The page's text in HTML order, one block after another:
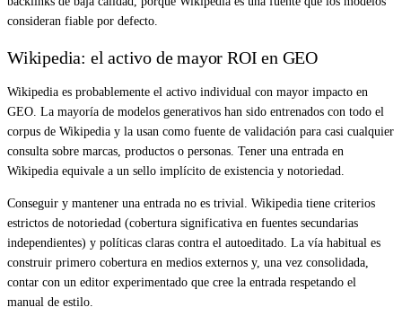
consideran fiable por defecto.
Wikipedia: el activo de mayor ROI en GEO
Wikipedia es probablemente el activo individual con mayor impacto en
GEO. La mayoría de modelos generativos han sido entrenados con todo el
corpus de Wikipedia y la usan como fuente de validación para casi cualquier
consulta sobre marcas, productos o personas. Tener una entrada en
Wikipedia equivale a un sello implícito de existencia y notoriedad.
Conseguir y mantener una entrada no es trivial. Wikipedia tiene criterios
estrictos de notoriedad (cobertura significativa en fuentes secundarias
independientes) y políticas claras contra el autoeditado. La vía habitual es
construir primero cobertura en medios externos y, una vez consolidada,
contar con un editor experimentado que cree la entrada respetando el
manual de estilo.